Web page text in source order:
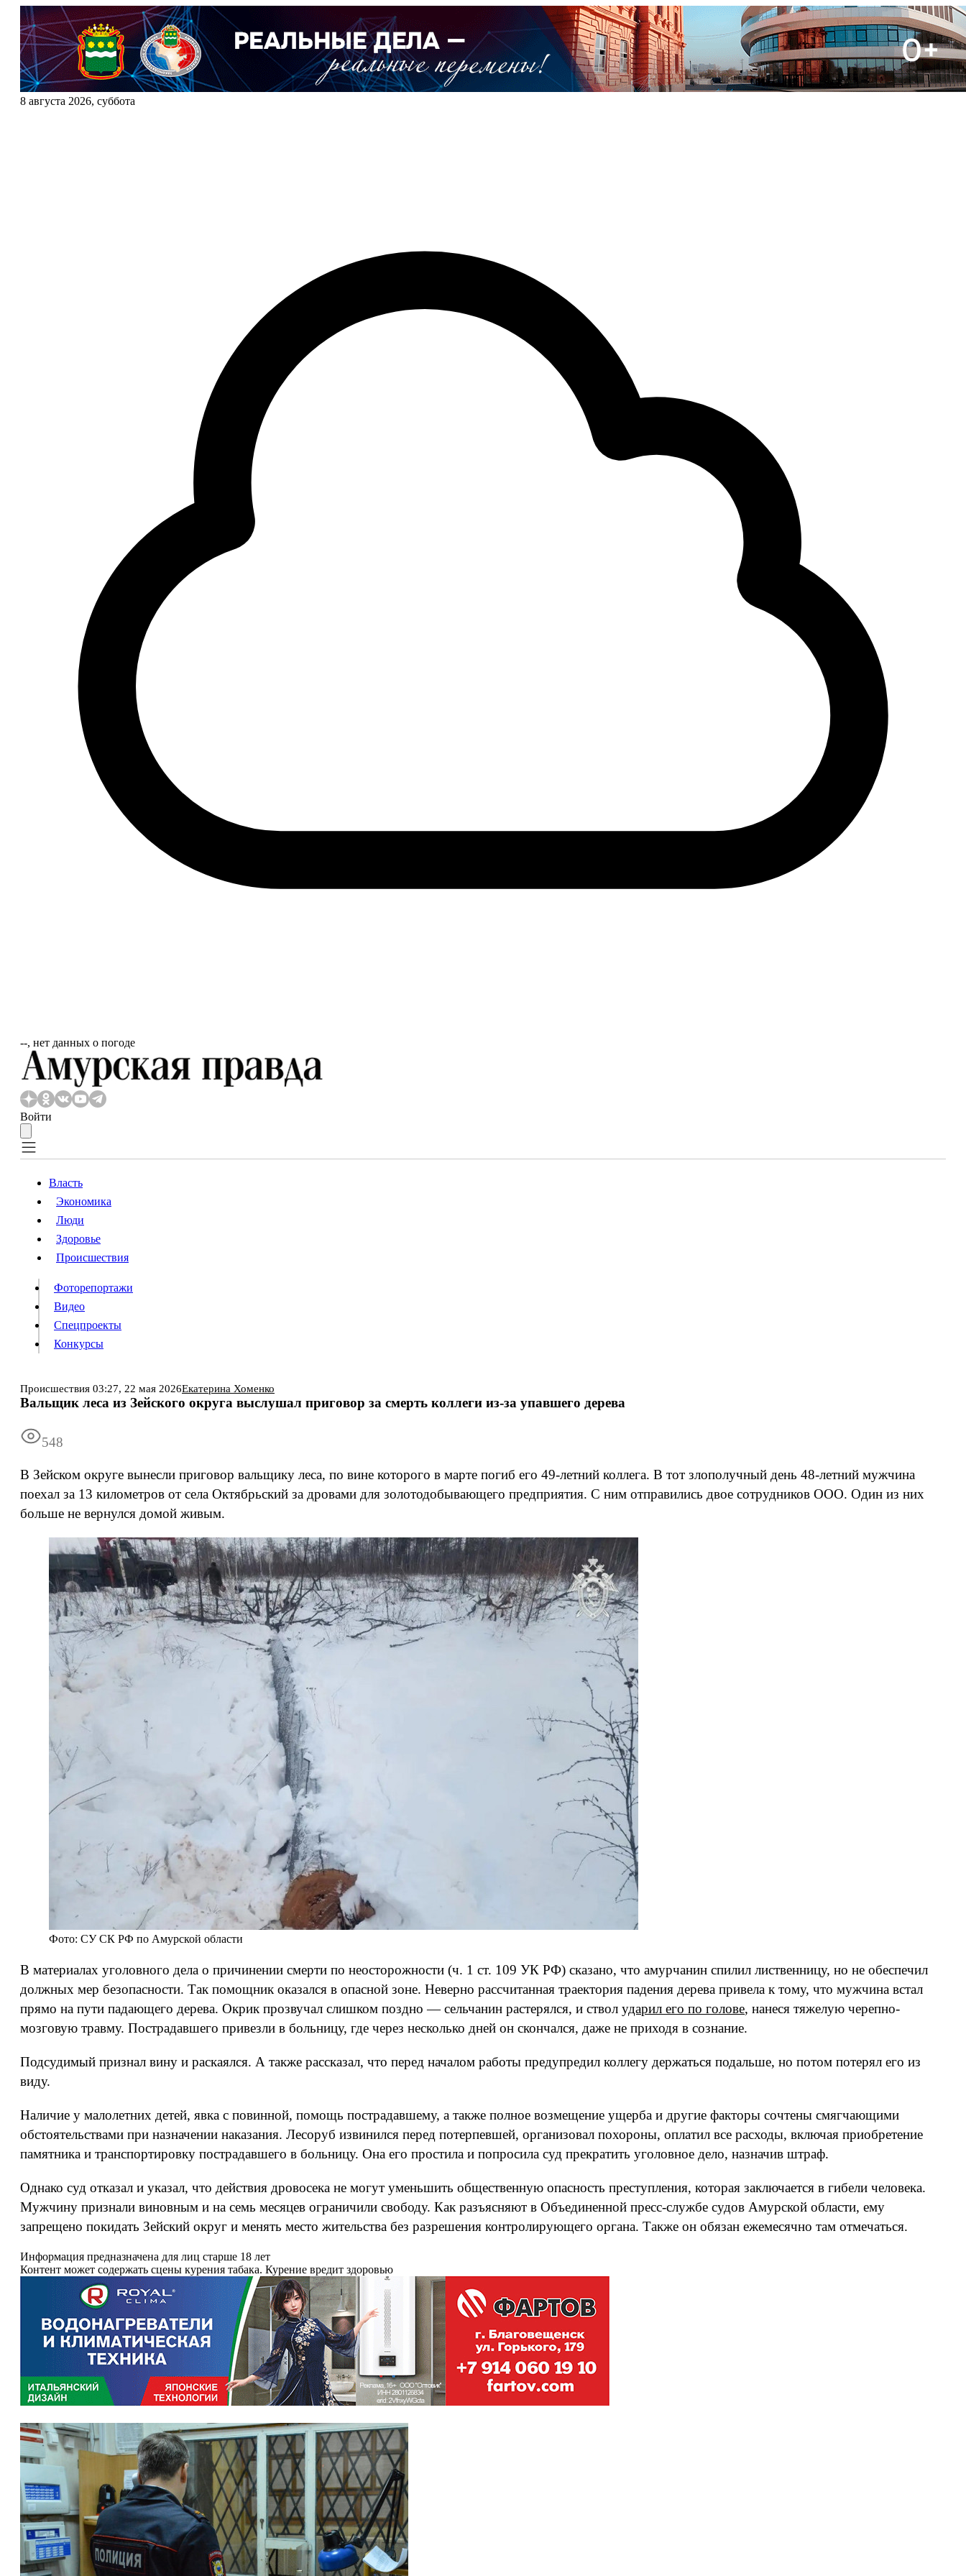
8 августа 2026, суббота
‐‐, нет данных о погоде
Войти
Власть
Происшествия
Видео
Конкурсы
Информация
Власть
Экономика
Люди
Здоровье
Происшествия
Фоторепортажи
Видео
Спецпроекты
Конкурсы
Происшествия 03:27, 22 мая 2026Екатерина Хоменко
Вальщик леса из Зейского округа выслушал приговор за смерть коллеги из-за упавшего дерева
548
В Зейском округе вынесли приговор вальщику леса, по вине которого в марте погиб его 49-летний коллега. В тот злополучный день 48-летний мужчина
поехал за 13 километров от села Октябрьский за дровами для золотодобывающего предприятия. С ним отправились двое сотрудников ООО. Один из них
больше не вернулся домой живым.
Фото: СУ СК РФ по Амурской области
В материалах уголовного дела о причинении смерти по неосторожности (ч. 1 ст. 109 УК РФ) сказано, что амурчанин спилил лиственницу, но не обеспечил
должных мер безопасности. Так помощник оказался в опасной зоне. Неверно рассчитанная траектория падения дерева привела к тому, что мужчина встал
прямо на пути падающего дерева. Окрик прозвучал слишком поздно — сельчанин растерялся, и ствол ударил его по голове, нанеся тяжелую черепно-
мозговую травму. Пострадавшего привезли в больницу, где через несколько дней он скончался, даже не приходя в сознание.
Подсудимый признал вину и раскаялся. А также рассказал, что перед началом работы предупредил коллегу держаться подальше, но потом потерял его из
виду.
Наличие у малолетних детей, явка с повинной, помощь пострадавшему, а также полное возмещение ущерба и другие факторы сочтены смягчающими
обстоятельствами при назначении наказания. Лесоруб извинился перед потерпевшей, организовал похороны, оплатил все расходы, включая приобретение
памятника и транспортировку пострадавшего в больницу. Она его простила и попросила суд прекратить уголовное дело, назначив штраф.
Однако суд отказал и указал, что действия дровосека не могут уменьшить общественную опасность преступления, которая заключается в гибели человека.
Мужчину признали виновным и на семь месяцев ограничили свободу. Как разъясняют в Объединенной пресс-службе судов Амурской области, ему
запрещено покидать Зейский округ и менять место жительства без разрешения контролирующего органа. Также он обязан ежемесячно там отмечаться.
Информация предназначена для лиц старше 18 лет
Контент может содержать сцены курения табака. Курение вредит здоровью